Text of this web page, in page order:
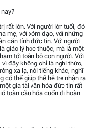
rất lớn. Với người lớn tuổi, đó
mẹ, với xóm đạo, với những
căn tính đức tin. Với người
giáo lý học thuộc, mà là một
tới toàn bộ con người. Với
đây không chỉ là nghi thức,
xa lạ, nói tiếng khác, nghĩ
có thể giúp thế hệ trẻ nhận ra
gia tài văn hóa đức tin rất
toàn cầu hóa cuốn đi hoàn